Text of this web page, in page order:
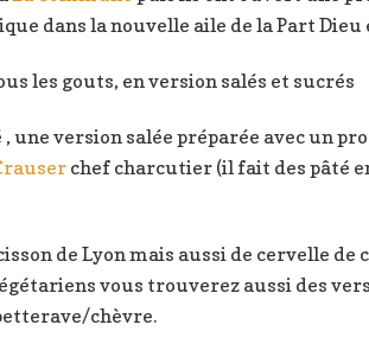
dans la nouvelle aile de la Part
les gouts, en version salés et sucrés
une version salée préparée avec un
chef charcutier (il fait des pâté
de Lyon mais aussi de cervelle
vous trouverez aussi des
chèvre.